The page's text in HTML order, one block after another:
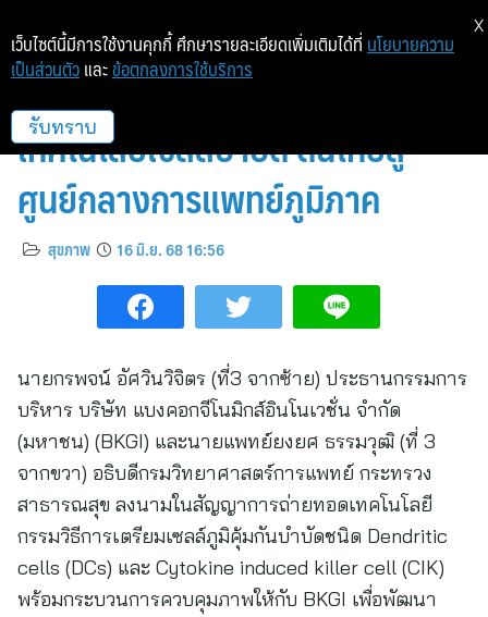
BKGI ผนึกกรมวิทย์ฯ รับถ่ายทอด
เทคโนโลยีเซลล์บำบัด ดันไทยสู่
ศูนย์กลางการแพทย์ภูมิภาค
สุขภาพ 16 มิ.ย. 68 16:56
นายกรพจน์ อัศวินวิจิตร (ที่3 จากซ้าย) ประธานกรรมการ
บริหาร บริษัท แบงคอกจีโนมิกส์อินโนเวชั่น จำกัด
(มหาชน) (BKGI) และนายแพทย์ยงยศ ธรรมวุฒิ (ที่ 3
จากขวา) อธิบดีกรมวิทยาศาสตร์การแพทย์ กระทรวง
สาธารณสุข ลงนามในสัญญาการถ่ายทอดเทคโนโลยี
กรรมวิธีการเตรียมเซลล์ภูมิคุ้มกันบำบัดชนิด Dendritic
cells (DCs) และ Cytokine induced killer cell (CIK)
พร้อมกระบวนการควบคุมภาพให้กับ BKGI เพื่อพัฒนา
เว็บไซต์นี้มีการใช้งานคุกกี้ ศึกษารายละเอียดเพิ่มเติมได้ที่ นโยบายความ
เป็นส่วนตัว และ ข้อตกลงการใช้บริการ
รับทราบ
X